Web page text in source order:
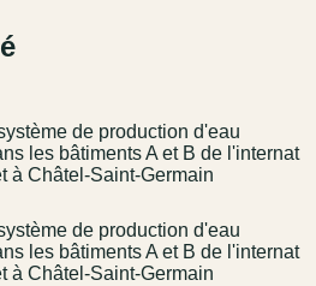
de production d'eau
les bâtiments A et B de l'internat
à Châtel-Saint-Germain
de production d'eau
les bâtiments A et B de l'internat
à Châtel-Saint-Germain